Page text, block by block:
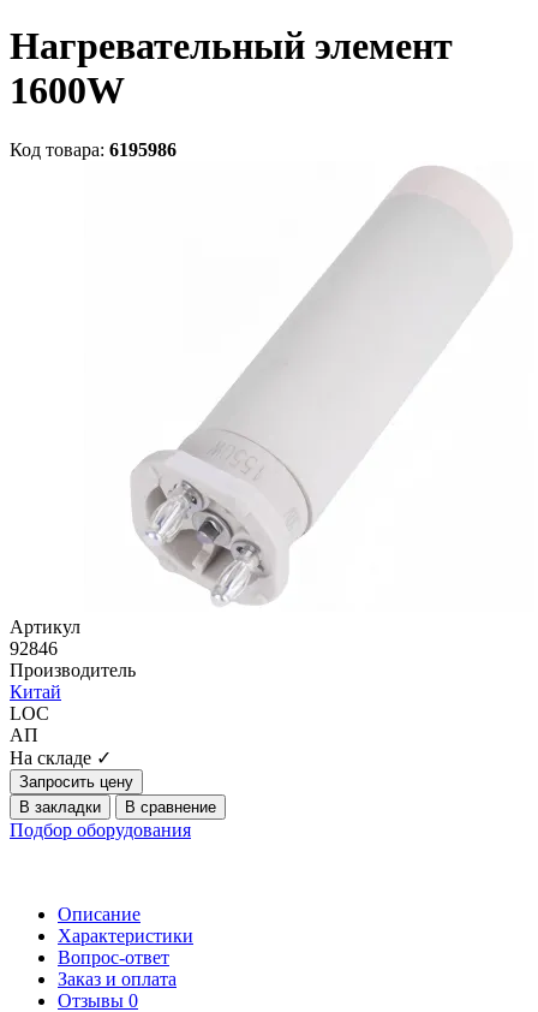
Нагревательный элемент
1600W
Код товара: 6195986
Артикул
92846
Производитель
Китай
LOC
АП
На складе ✓
Запросить цену
В закладки
В сравнение
Подбор оборудования
Описание
Характеристики
Вопрос-ответ
Заказ и оплата
Отзывы 0